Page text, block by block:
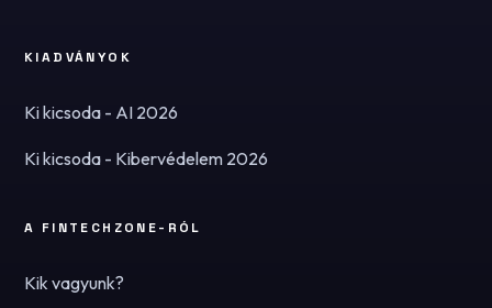
KIADVÁNYOK
Ki kicsoda - AI 2026
Ki kicsoda - Kibervédelem 2026
A FINTECHZONE-RÓL
Kik vagyunk?